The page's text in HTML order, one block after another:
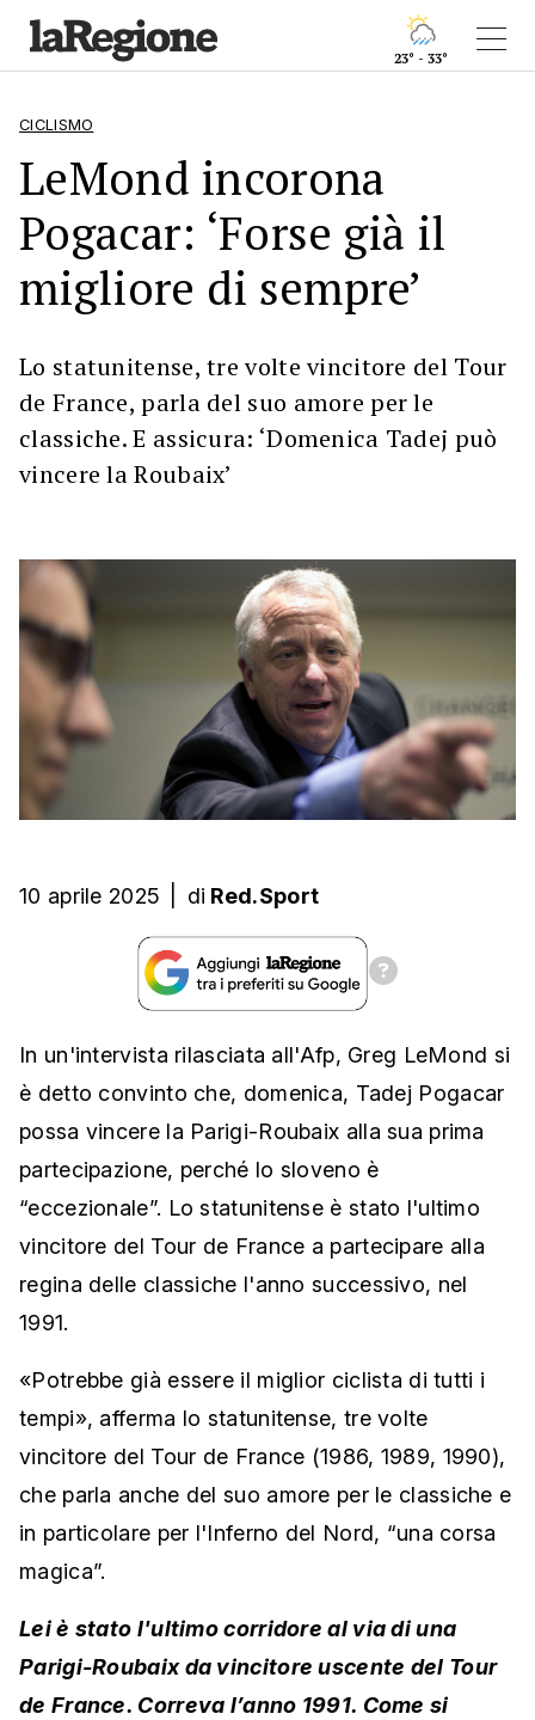
23° - 33°
CICLISMO
LeMond incorona
Pogacar: ‘Forse già il
migliore di sempre’
Lo statunitense, tre volte vincitore del Tour
de France, parla del suo amore per le
classiche. E assicura: ‘Domenica Tadej può
vincere la Roubaix’
10 aprile 2025 di Red.Sport
In un'intervista rilasciata all'Afp, Greg LeMond si
è detto convinto che, domenica, Tadej Pogacar
possa vincere la Parigi-Roubaix alla sua prima
partecipazione, perché lo sloveno è
“eccezionale”. Lo statunitense è stato l'ultimo
vincitore del Tour de France a partecipare alla
regina delle classiche l'anno successivo, nel
1991.
«Potrebbe già essere il miglior ciclista di tutti i
tempi», afferma lo statunitense, tre volte
vincitore del Tour de France (1986, 1989, 1990),
che parla anche del suo amore per le classiche e
in particolare per l'Inferno del Nord, “una corsa
magica”.
Lei è stato l'ultimo corridore al via di una
Parigi-Roubaix da vincitore uscente del Tour
de France. Correva l’anno 1991. Come si